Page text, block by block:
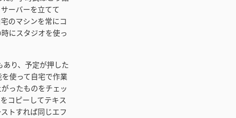
ーバーを立てて
のマシンを常にコ
にスタジオを使っ
あり、予定が押した
使って自宅で作業
ったものをチェッ
コピーしてテキス
トすれば同じエフ